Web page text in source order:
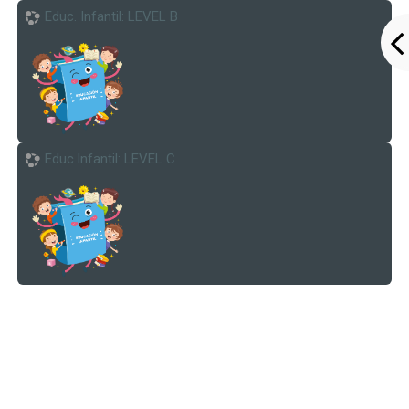
Colegio Tirso de Molina
Contactar
Educ. Infantil: LEVEL B
Educ.Infantil: LEVEL C